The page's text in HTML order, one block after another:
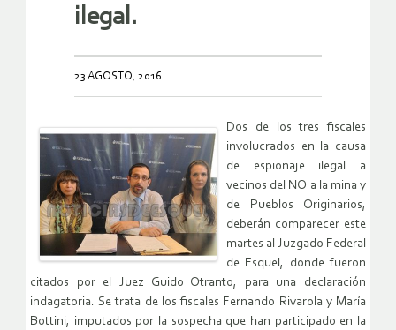
ilegal.
23 AGOSTO, 2016
Dos de los tres fiscales
involucrados en la causa
de espionaje ilegal a
vecinos del NO a la mina y
de Pueblos Originarios,
deberán comparecer este
martes al Juzgado Federal
de Esquel, donde fueron
citados por el Juez Guido Otranto, para una declaración
indagatoria. Se trata de los fiscales Fernando Rivarola y María
Bottini, imputados por la sospecha que han participado en la